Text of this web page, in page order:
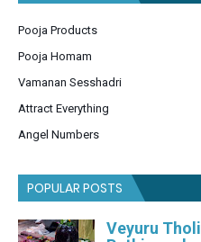
Pooja Products
Pooja Homam
Vamanan Sesshadri
Attract Everything
Angel Numbers
POPULAR POSTS
Veyuru